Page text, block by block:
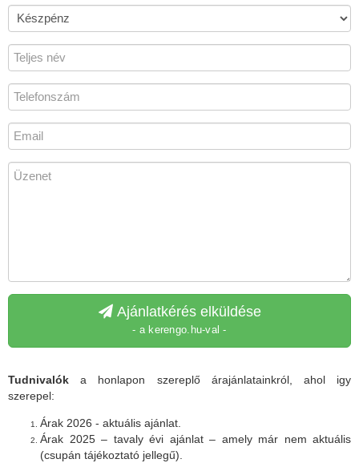
Ajánlatkérés elküldése
- a kerengo.hu-val -
Tudnivalók a honlapon szereplő árajánlatainkról, ahol igy
szerepel:
Árak 2026 - aktuális ajánlat.
Árak 2025 – tavaly évi ajánlat – amely már nem aktuális
(csupán tájékoztató jellegű).